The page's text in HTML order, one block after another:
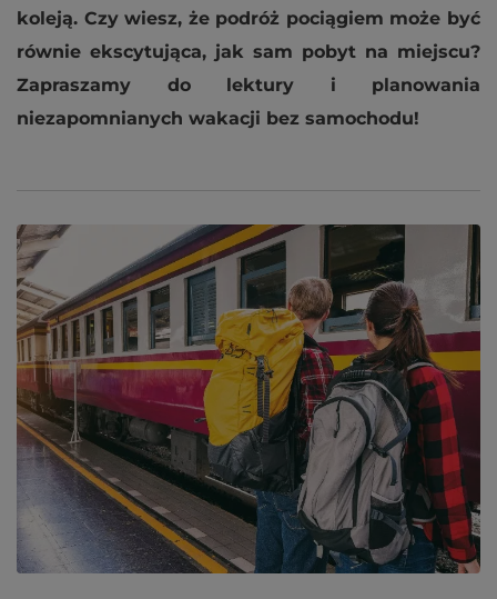
koleją. Czy wiesz, że podróż pociągiem może być
równie ekscytująca, jak sam pobyt na miejscu?
Zapraszamy do lektury i planowania
niezapomnianych wakacji bez samochodu!